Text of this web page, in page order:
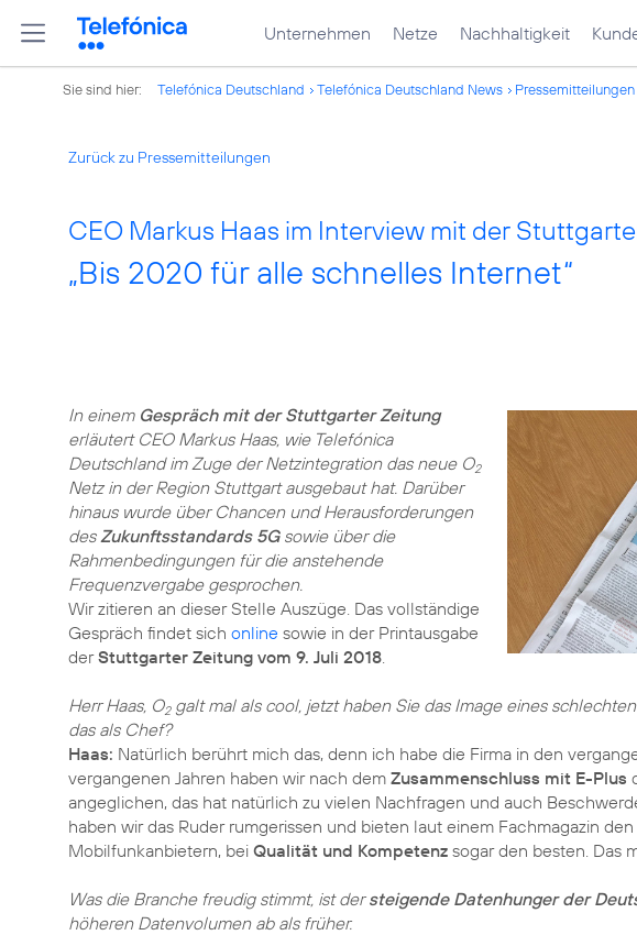
Unternehmen Netze Nachhaltigkeit
Sie sind hier: Telefónica Deutschland Telefónica Deutschland News Pressemitteilungen
Zurück zu Pressemitteilungen
CEO Markus Haas im Interview mit der
„Bis 2020 für alle schnelles Internet“
In einem Gespräch mit der Stuttgarter Zeitung
erläutert CEO Markus Haas, wie Telefónica
Deutschland im Zuge der Netzintegration das neue O2
Netz in der Region Stuttgart ausgebaut hat. Darüber
hinaus wurde über Chancen und Herausforderungen
desZukunftsstandards 5Gsowie über die
Rahmenbedingungen für die anstehende
Frequenzvergabe gesprochen.
Wir zitieren an dieser Stelle Auszüge. Das vollständige
Gespräch findet sich online sowie in der Printausgabe
derStuttgarter Zeitung vom 9. Juli 2018.
Herr Haas, O2galt mal als cool, jetzt haben Sie das Image eines
das als Chef?
Haas: Natürlich berührt mich das, denn ich habe die Firma in den
vergangenen Jahren haben wir nach dem Zusammenschluss mit E-Plus
angeglichen, das hat natürlich zu vielen Nachfragen und auch
haben wir das Ruder rumgerissen und bieten laut einem Fachmagazin
Mobilfunkanbietern, bei Qualität und Kompetenz sogar den besten. Das
Was die Branche freudig stimmt, ist dersteigende Datenhunger der
höheren Datenvolumen ab als früher.